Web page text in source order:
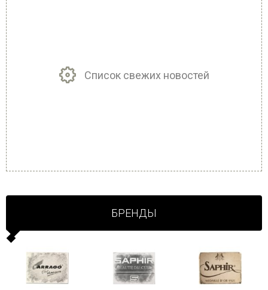
Список свежих новостей
БРЕНДЫ